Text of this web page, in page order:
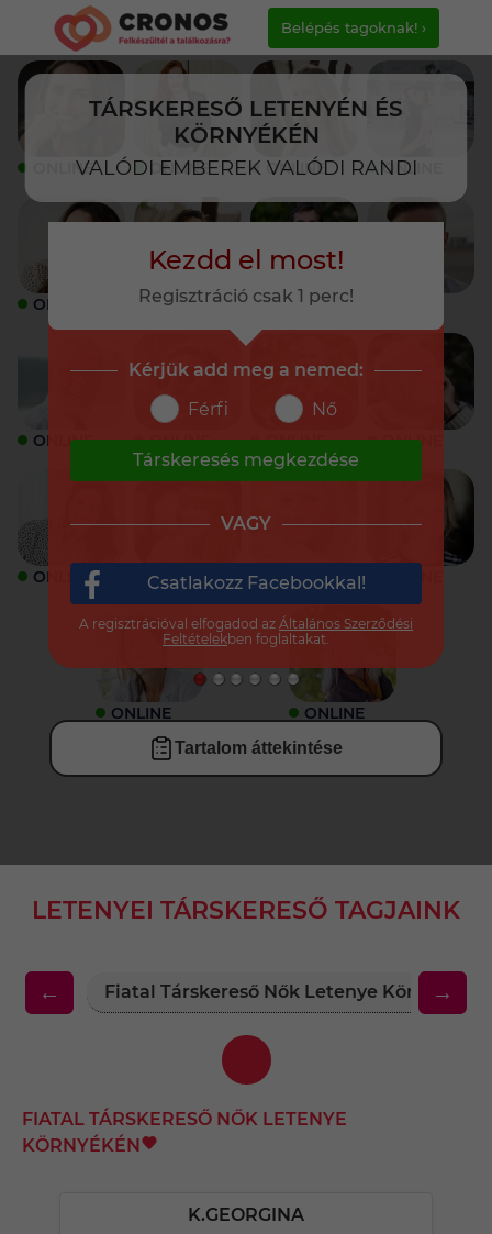
TÁRSKERESŐ LETENYÉN ÉS
KÖRNYÉKÉN
VALÓDI EMBEREK VALÓDI RANDI
Belépés tagoknak! ›
ONLINE ONLINE ONLINE ONLINE
ONLINE ONLINE ONLINE
ONLINE ONLINE ONLINE ONLINE
ONLINE ONLINE ONLINE
ONLINE ONLINE
Tartalom áttekintése
LETENYEI TÁRSKERESŐ TAGJAINK
← Fiatal Társkereső Nők Letenye Környékén
→
FIATAL TÁRSKERESŐ NŐK LETENYE
KÖRNYÉKÉN
K.GEORGINA
Kezdd el most!
Regisztráció csak 1 perc!
Kérjük add meg a nemed:
Férfi
Nő
Társkeresés megkezdése
VAGY
Csatlakozz Facebookkal!
A regisztrációval elfogadod az Általános Szerződési
Feltételekben foglaltakat.